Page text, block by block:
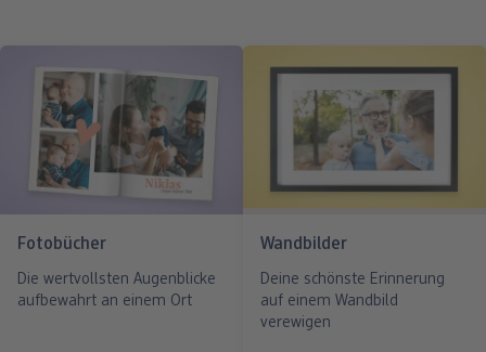
Fotobücher
Die wertvollsten Augenblicke
aufbewahrt an einem Ort
Wandbilder
Deine schönste Erinnerung
auf einem Wandbild
verewigen